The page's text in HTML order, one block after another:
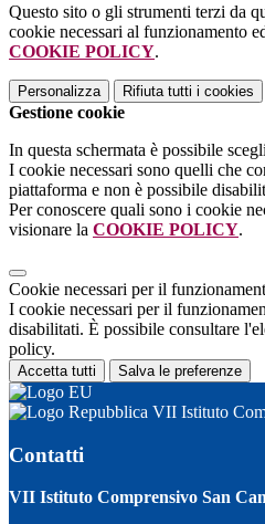
Questo sito o gli strumenti terzi da
cookie necessari al funzionamento
COOKIE POLICY.
Personalizza Rifiuta tutti i cookies
Gestione cookie
In questa schermata è possibile
I cookie necessari sono quelli che
piattaforma e non è possibile
Per conoscere quali sono i cookie
visionare la COOKIE POLICY.
Cookie necessari per il
I cookie necessari per il
disabilitati. È possibile consultare
policy.
Accetta tutti Salva le preferenze
VII Istituto
Contatti
VII Istituto Comprensivo San